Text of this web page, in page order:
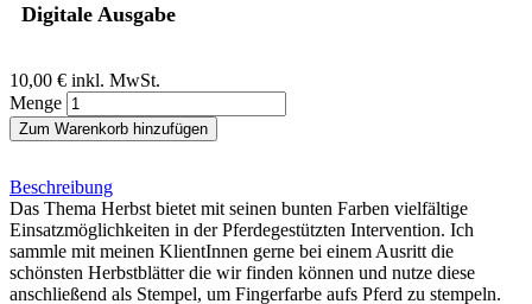
Digitale Ausgabe
10,00 € inkl. MwSt.
Menge
Zum Warenkorb hinzufügen
Beschreibung
Das Thema Herbst bietet mit seinen bunten Farben vielfältige
Einsatzmöglichkeiten in der Pferdegestützten Intervention. Ich
sammle mit meinen KlientInnen gerne bei einem Ausritt die
schönsten Herbstblätter die wir finden können und nutze diese
anschließend als Stempel, um Fingerfarbe aufs Pferd zu stempeln.